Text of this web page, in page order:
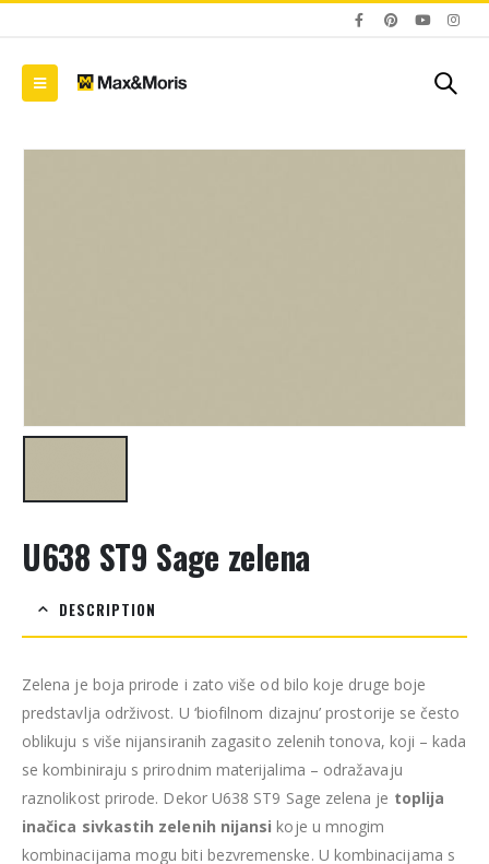
U638 ST9 Sage zelena
DESCRIPTION
Zelena je boja prirode i zato više od bilo koje druge boje
predstavlja održivost. U ‘biofilnom dizajnu’ prostorije se često
oblikuju s više nijansiranih zagasito zelenih tonova, koji – kada
se kombiniraju s prirodnim materijalima – odražavaju
raznolikost prirode. Dekor U638 ST9 Sage zelena je toplija
inačica sivkastih zelenih nijansi koje u mnogim
kombinacijama mogu biti bezvremenske. U kombinacijama s